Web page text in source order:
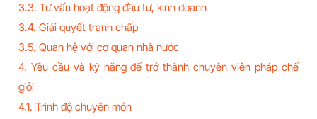
3.3. Tư vấn hoạt động đầu tư, kinh doanh
3.4. Giải quyết tranh chấp
3.5. Quan hệ với cơ quan nhà nước
4. Yêu cầu và kỹ năng để trở thành chuyên viên pháp chế
giỏi
4.1. Trình độ chuyên môn